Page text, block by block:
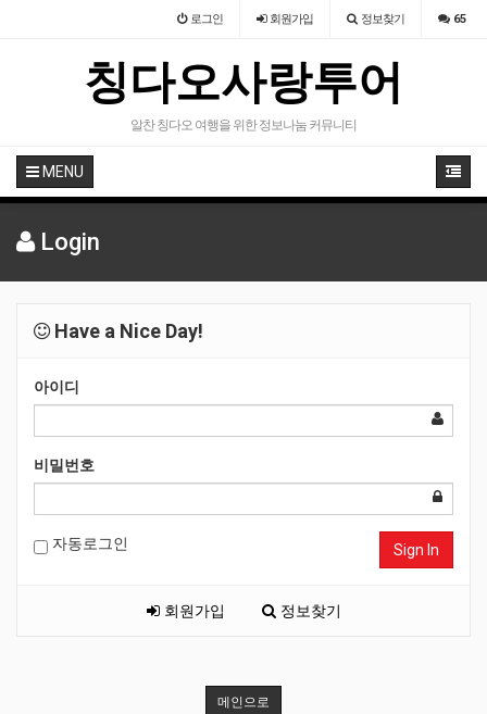
로그인 회원가입 정보찾기 65
칭다오사랑투어
알찬 칭다오 여행을 위한 정보나눔 커뮤니티
MENU
Login
Have a Nice Day!
아이디
비밀번호
자동로그인 Sign In
회원가입 정보찾기
메인으로